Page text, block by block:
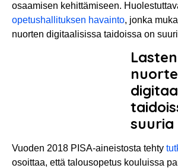
osaamisen kehittämiseen.
opetushallituksen havainto, jonka
nuorten digitaalisissa taidoissa on
suuria
Vuoden 2018 PISA-aineistosta tehty
osoittaa, että talousopetus kouluissa